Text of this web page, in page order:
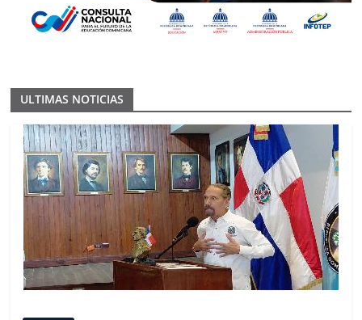
ULTIMAS NOTICIAS